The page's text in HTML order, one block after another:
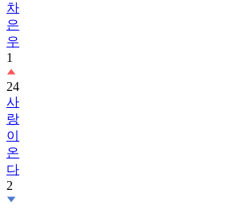
우
1
24
사
랑
이
온
다
2
25
아